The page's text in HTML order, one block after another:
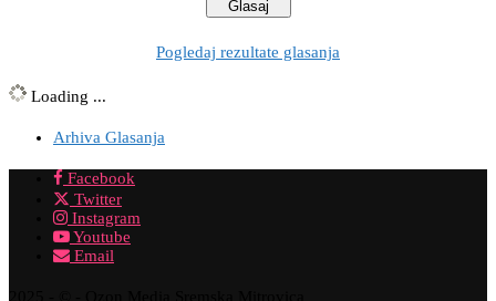
Pogledaj rezultate glasanja
Loading ...
Arhiva Glasanja
Facebook
Twitter
Instagram
Youtube
Email